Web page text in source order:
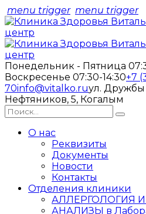
menu trigger menu trigger
Понедельник - Пятница
Воскресенье 07:30-14:30+7
70info@vitalko.ruул. Дружбы
Нефтяников, 5, Когалым
О нас
Реквизиты
Документы
Новости
Контакты
Отделения клиники
АЛЛЕРГОЛОГИЯ
АНАЛИЗЫ в